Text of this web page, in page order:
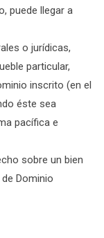
puede llegar a
o jurídicas,
particular,
inscrito (en el
éste sea
pacífica e
sobre un bien
Dominio